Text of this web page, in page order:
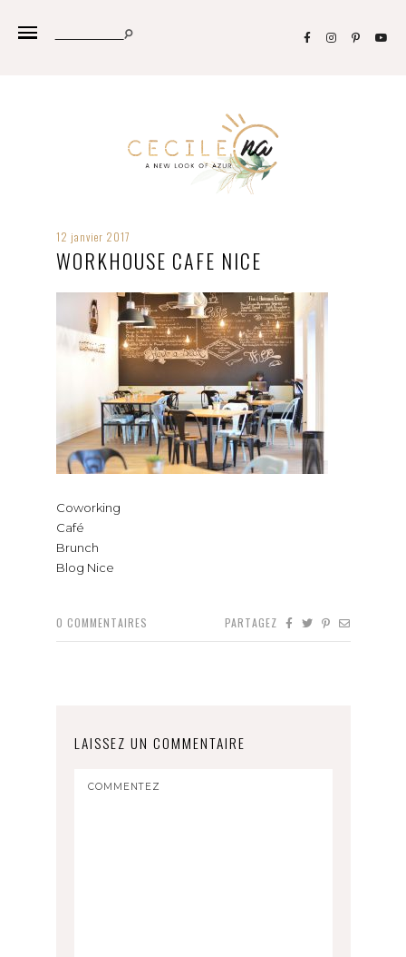
12 janvier 2017
WORKHOUSE CAFE NICE
Coworking
Café
Brunch
Blog Nice
0 COMMENTAIRES PARTAGEZ
LAISSEZ UN COMMENTAIRE